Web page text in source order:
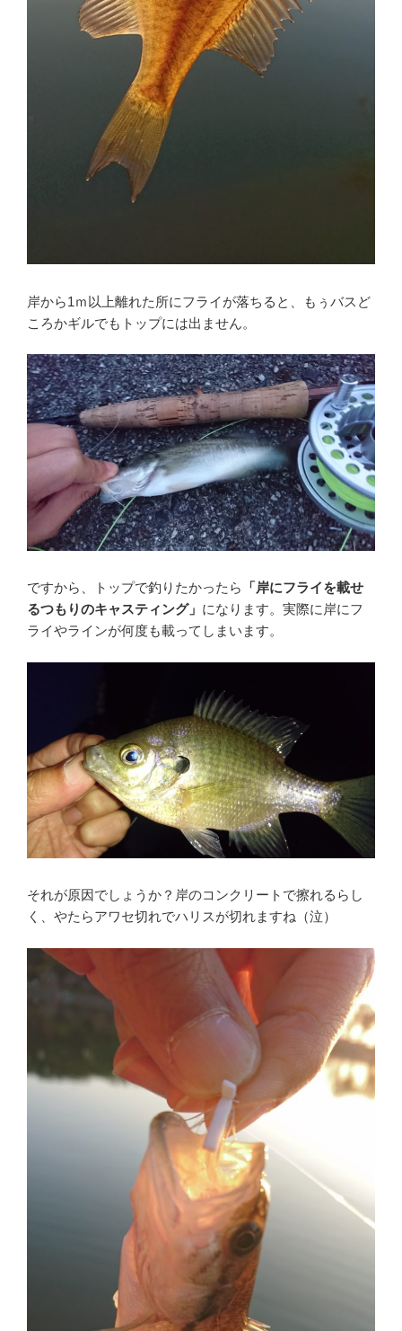
岸から1ｍ以上離れた所にフライが落ちると、もぅバスど
ころかギルでもトップには出ません。
ですから、トップで釣りたかったら
「岸にフライを載せ
るつもりのキャスティング」 になります。実際に岸にフ
ライやラインが何度も載ってしまいます。
それが原因でしょうか？岸のコンクリートで擦れるらし
く、やたらアワセ切れでハリスが切れますね（泣）